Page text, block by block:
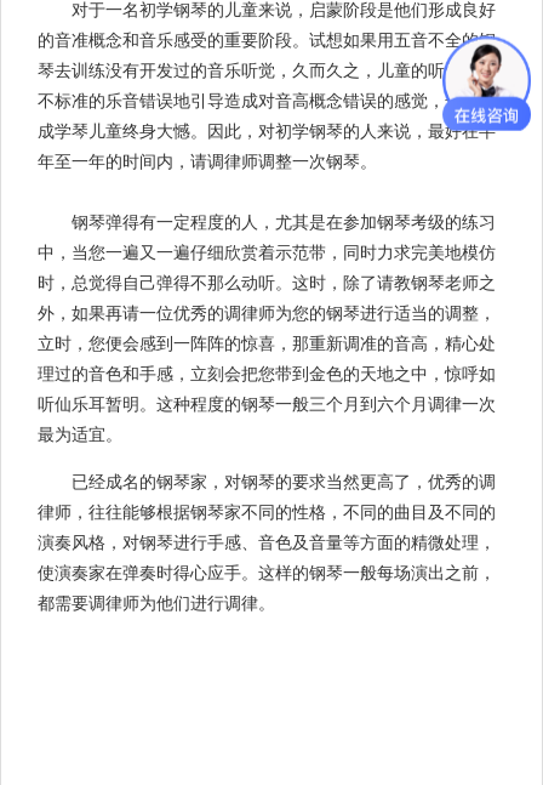
对于一名初学钢琴的儿童来说，启蒙阶段是他们形成良好
的音准概念和音乐感受的重要阶段。试想如果用五音不全的钢
琴去训练没有开发过的音乐听觉，久而久之，儿童的听觉被这
不标准的乐音错误地引导造成对音高概念错误的感觉，这将铸
成学琴儿童终身大憾。因此，对初学钢琴的人来说，最好在半
年至一年的时间内，请调律师调整一次钢琴。
钢琴弹得有一定程度的人，尤其是在参加钢琴考级的练习
中，当您一遍又一遍仔细欣赏着示范带，同时力求完美地模仿
时，总觉得自己弹得不那么动听。这时，除了请教钢琴老师之
外，如果再请一位优秀的调律师为您的钢琴进行适当的调整，
立时，您便会感到一阵阵的惊喜，那重新调准的音高，精心处
理过的音色和手感，立刻会把您带到金色的天地之中，惊呼如
听仙乐耳暂明。这种程度的钢琴一般三个月到六个月调律一次
最为适宜。
已经成名的钢琴家，对钢琴的要求当然更高了，优秀的调
律师，往往能够根据钢琴家不同的性格，不同的曲目及不同的
演奏风格，对钢琴进行手感、音色及音量等方面的精微处理，
使演奏家在弹奏时得心应手。这样的钢琴一般每场演出之前，
都需要调律师为他们进行调律。